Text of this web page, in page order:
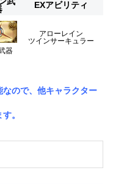
EXアビリティ
器
アローレイン
ツインサーキュラー
ので、他キャラクター
。